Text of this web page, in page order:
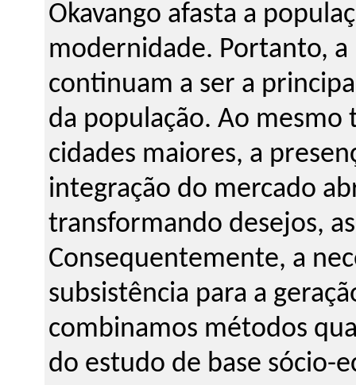
Okavango afasta a
modernidade. Portanto, a
continuam a ser a
da população. Ao mesmo
cidades maiores, a
integração do mercado
transformando desejos,
Consequentemente, a
subsistência para a
combinamos métodos
do estudo de base sócio-